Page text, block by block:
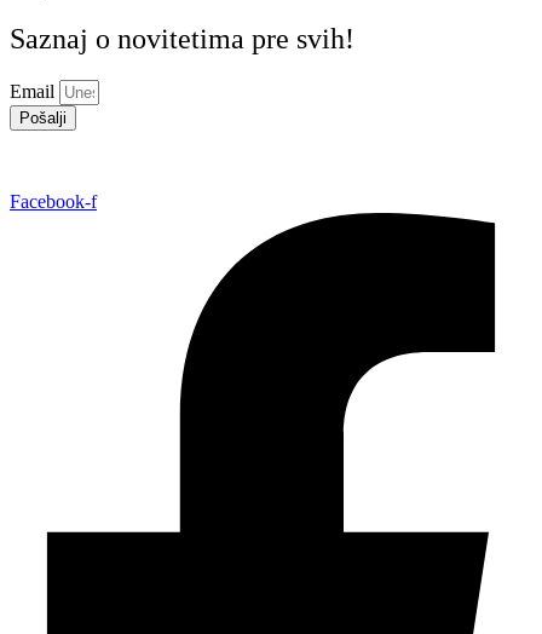
Saznaj o novitetima pre svih!
Email
Pošalji
Facebook-f